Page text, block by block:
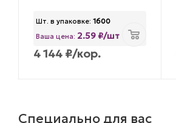
Шт. в упаковке: 1600
Ваша цена: 2.59 ₽/шт
4 144₽/кор.
Специально для вас